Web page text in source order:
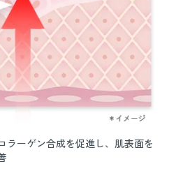
ラーゲン合成を促進し、肌表面を